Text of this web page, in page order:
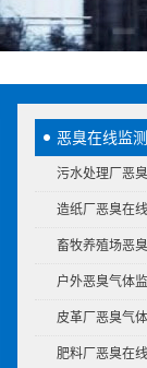
恶臭在线监
污水处理厂恶
造纸厂恶臭在
畜牧养殖场恶
户外恶臭气体
皮革厂恶臭气
肥料厂恶臭在